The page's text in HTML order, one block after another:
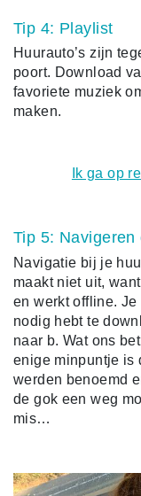
Tip 4: Playlist
Huurauto’s zijn
poort. Download
favoriete muziek
maken.
Ik ga op
Tip 5:
Navigatie bij je
maakt niet uit,
en werkt offline.
nodig hebt te
naar b. Wat ons
enige minpuntje is
werden benoemd
de gok een weg
mis…